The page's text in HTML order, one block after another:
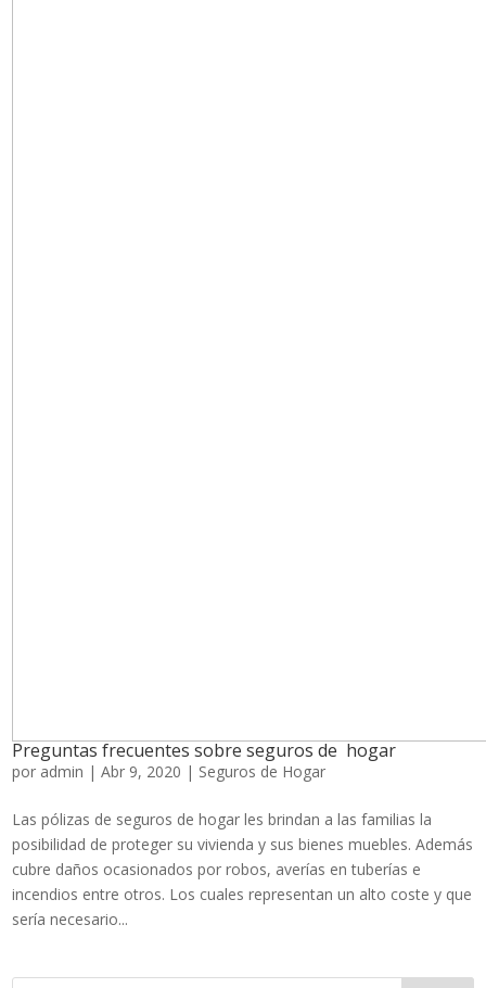
Preguntas frecuentes sobre seguros de hogar
por admin |Abr 9, 2020 | Seguros de Hogar
Las pólizas de seguros de hogar les brindan a las familias la
posibilidad de proteger su vivienda y sus bienes muebles. Además
cubre daños ocasionados por robos, averías en tuberías e
incendios entre otros. Los cuales representan un alto coste y que
sería necesario...